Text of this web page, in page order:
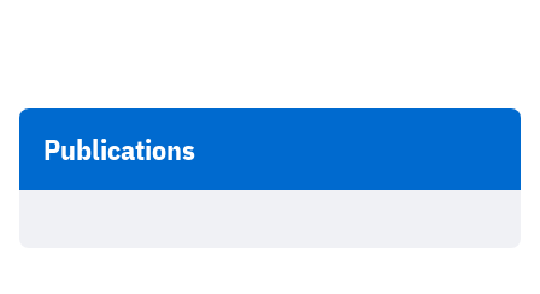
Publications